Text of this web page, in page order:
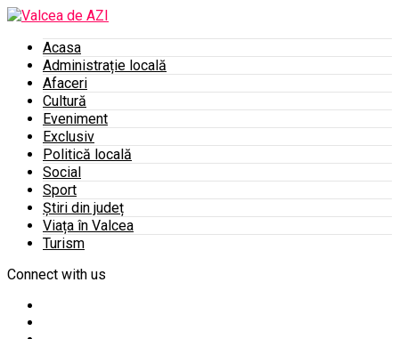
Acasa
Administrație locală
Afaceri
Cultură
Eveniment
Exclusiv
Politică locală
Social
Sport
Știri din județ
Viața în Valcea
Turism
Connect with us